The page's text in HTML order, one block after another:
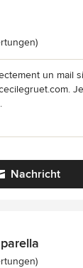
4.9 von 5
un mail
Nachricht
4.8 von 5